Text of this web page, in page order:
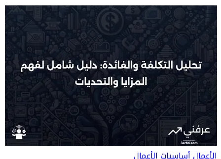
الأعمال أساسيات الأعمال